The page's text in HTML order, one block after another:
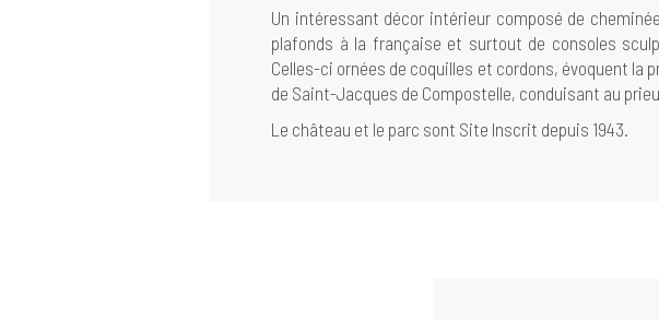
Un intéressant décor intérieur composé de
plafonds à la française et surtout de consoles
Celles-ci ornées de coquilles et cordons, évoquent la
de Saint-Jacques de Compostelle, conduisant au
Le château et le parc sont Site Inscrit depuis 1943.